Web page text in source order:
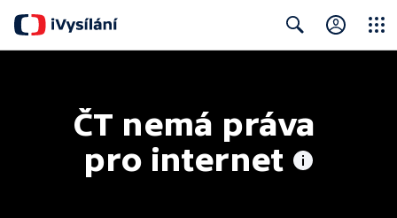
ČT nemá práva
pro internet